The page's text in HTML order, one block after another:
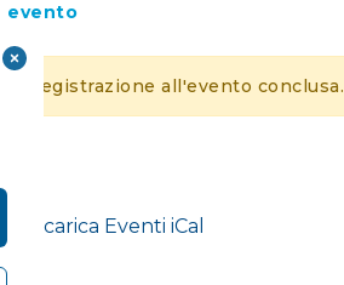
evento
Registrazione all'evento conclusa.
Scarica Eventi iCal